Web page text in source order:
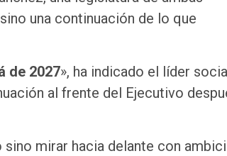
una continuación de lo que
de 2027», ha indicado el líder
al frente del Ejecutivo
mirar hacia delante con